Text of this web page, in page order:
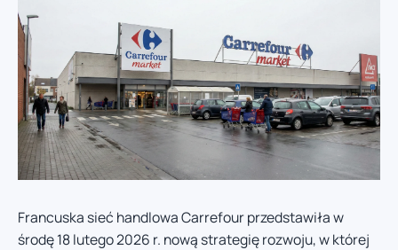
Francuska sieć handlowa Carrefour przedstawiła w
środę 18 lutego 2026 r. nową strategię rozwoju, w której